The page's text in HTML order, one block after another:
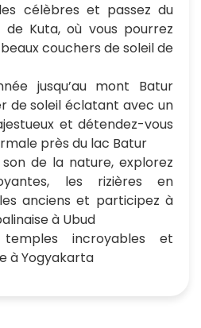
célèbres et passez du
Kuta, où vous pourrez
couchers de soleil de
jusqu’au mont Batur
de soleil éclatant avec un
et détendez-vous
près du lac Batur
de la nature, explorez
les rizières en
anciens et participez à
à Ubud
incroyables et
à Yogyakarta